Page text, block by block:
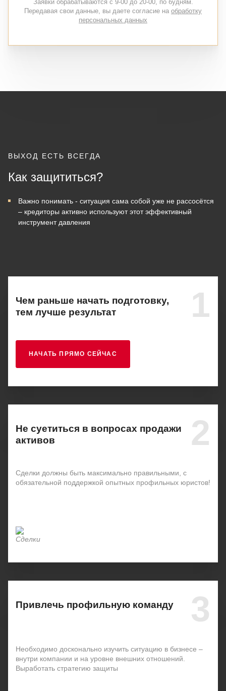
Заявки обрабатываются с 9-00 до 20-00, по будням.
Передавая свои данные, вы даете согласие на обработку
персональных данных
ВЫХОД ЕСТЬ ВСЕГДА
Как защититься?
Важно понимать - ситуация сама собой уже не рассосётся
– кредиторы активно используют этот эффективный
инструмент давления
Чем раньше начать подготовку,
тем лучше результат
1
НАЧАТЬ ПРЯМО СЕЙЧАС
Не суетиться в вопросах продажи
активов
2
Сделки должны быть максимально правильными, с
обязательной поддержкой опытных профильных юристов!
Привлечь профильную команду 3
Необходимо досконально изучить ситуацию в бизнесе –
внутри компании и на уровне внешних отношений.
Выработать стратегию защиты